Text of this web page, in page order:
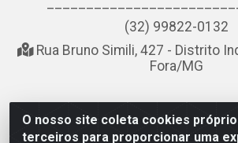
O nosso site coleta cookies
terceiros para proporcionar uma
(32) 99822-0132
Rua Bruno Simili, 427 - Distrito
Fora/MG
NOBREDO COMÉRCIO E LOGÍSTICA